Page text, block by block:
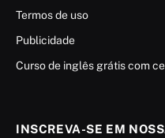
Termos de uso
Publicidade
Curso de inglês grátis com
INSCREVA-SE EM